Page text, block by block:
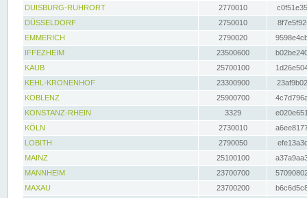
DUISBURG-RUHRORT
2770010
DÜSSELDORF
2750010
EMMERICH
2790020
IFFEZHEIM
23500600
KAUB
25700100
KEHL-KRONENHOF
23300900
KOBLENZ
25900700
KONSTANZ-RHEIN
3329
KÖLN
2730010
LOBITH
2790050
MAINZ
25100100
MANNHEIM
23700700
MAXAU
23700200